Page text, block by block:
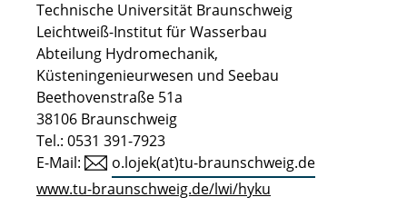
Technische Universität Braunschweig
Leichtweiß-Institut für Wasserbau
Abteilung Hydromechanik,
Küsteningenieurwesen und Seebau
Beethovenstraße 51a
38106 Braunschweig
Tel.: 0531 391-7923
E-Mail:
o.lojek(at)tu-braunschweig.de
www.tu-braunschweig.de/lwi/hyku